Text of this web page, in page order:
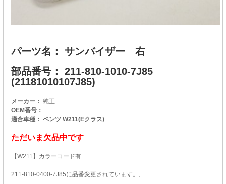
パーツ名： サンバイザー 右
部品番号： 211-810-1010-7J85
(21181010107J85)
メーカー： 純正
OEM番号：
適合車種： ベンツ W211(Eクラス)
ただいま欠品中です
【W211】カラーコード有
211-810-0400-7J85に品番変更されています。,